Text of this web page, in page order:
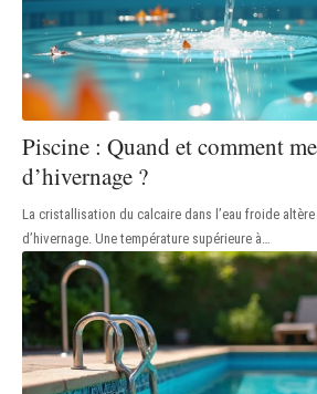
Piscine : Quand et comment
d’hivernage ?
La cristallisation du calcaire dans l’eau froide
d’hivernage. Une température supérieure à